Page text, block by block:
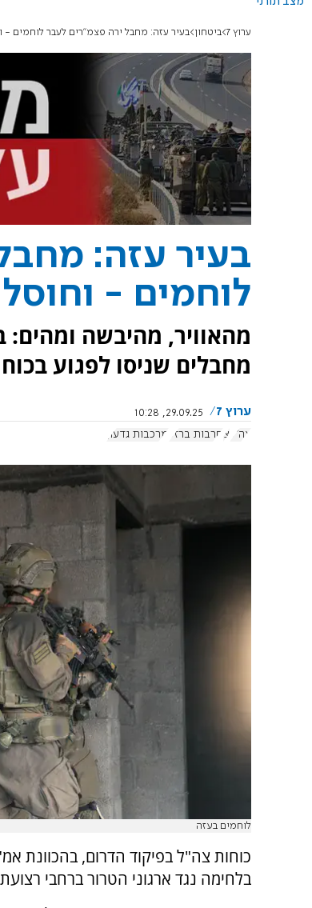
ערוץ 7 ביטחון בעיר עזה: מחבל ירה פצמ"רים לעבר לוחמים -
בעיר עזה:
לוחמים - וחוסל
מחבלים שניסו לפגוע
ערוץ 7
29.09.25, 10:28
צה"ל צ חרבות ברזל מרכבות גדעון
לוחמים בעזה
כוחות צה"ל בפיקוד הדרום, בהכוונת
בלחימה נגד ארגוני הטרור ברחבי